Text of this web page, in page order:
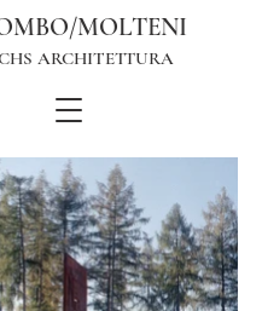
MOLTENI
ARCHITETTURA